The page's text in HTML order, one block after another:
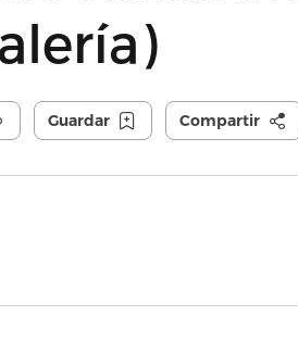
Guardar Compartir